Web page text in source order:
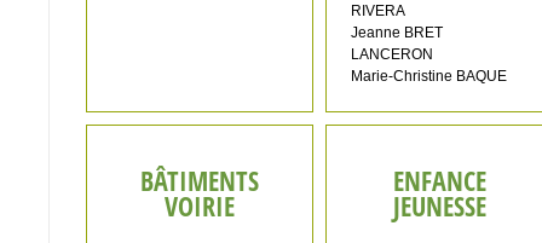
RIVERA
Jeanne BRET
LANCERON
Marie-Christine BAQUE
BÂTIMENTS
VOIRIE
ENFANCE
JEUNESSE